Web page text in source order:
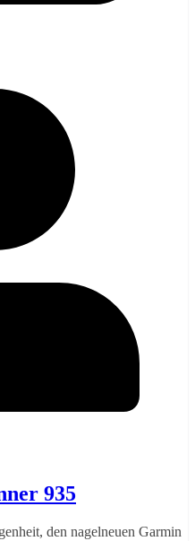
935
den nagelneuen Garmin